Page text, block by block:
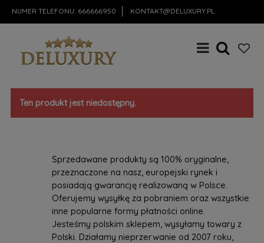
NUMER TELEFONU: 666666950 KONTAKT@DELUXURY.PL
Ten produkt jest niedostępny.
Sprzedawane produkty są 100% oryginalne,
przeznaczone na nasz, europejski rynek i
posiadają gwarancję realizowaną w Polsce.
Oferujemy wysyłkę za pobraniem oraz wszystkie
inne popularne formy płatności online.
Jesteśmy polskim sklepem, wysyłamy towary z
Polski. Działamy nieprzerwanie od 2007 roku,